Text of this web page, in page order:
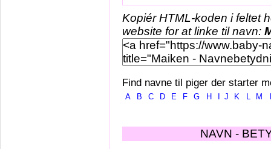
Kopiér HTML-koden i feltet
website for at linke til navn:
Find navne til piger der starter
A B C D E F G H J K L M
NAVN -